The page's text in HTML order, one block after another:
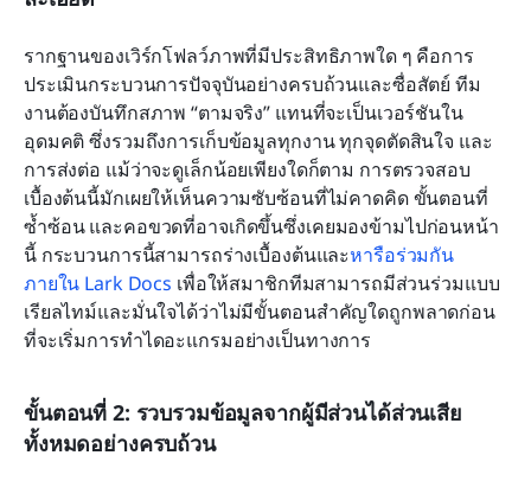
รากฐานของเวิร์กโฟลว์ภาพที่มีประสิทธิภาพใด ๆ คือการ
ประเมินกระบวนการปัจจุบันอย่างครบถ้วนและซื่อสัตย์ ทีม
งานต้องบันทึกสภาพ “ตามจริง” แทนที่จะเป็นเวอร์ชันใน
อุดมคติ ซึ่งรวมถึงการเก็บข้อมูลทุกงาน ทุกจุดตัดสินใจ และ
การส่งต่อ แม้ว่าจะดูเล็กน้อยเพียงใดก็ตาม การตรวจสอบ
เบื้องต้นนี้มักเผยให้เห็นความซับซ้อนที่ไม่คาดคิด ขั้นตอนที่
ซ้ำซ้อน และคอขวดที่อาจเกิดขึ้นซึ่งเคยมองข้ามไปก่อนหน้า
นี้ กระบวนการนี้สามารถร่างเบื้องต้นและหารือร่วมกัน
ภายใน Lark Docs เพื่อให้สมาชิกทีมสามารถมีส่วนร่วมแบบ
เรียลไทม์และมั่นใจได้ว่าไม่มีขั้นตอนสำคัญใดถูกพลาดก่อน
ที่จะเริ่มการทำไดอะแกรมอย่างเป็นทางการ
ขั้นตอนที่ 2: รวบรวมข้อมูลจากผู้มีส่วนได้ส่วนเสีย
ทั้งหมดอย่างครบถ้วน